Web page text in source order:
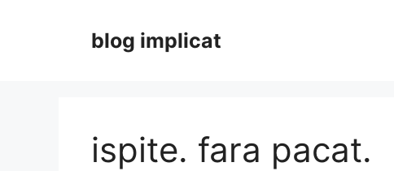
blog implicat
ispite. fara pacat.